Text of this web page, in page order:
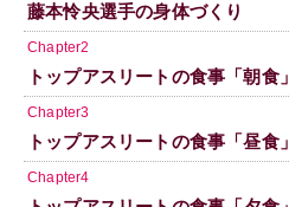
藤本怜央選手の身体づくり
Chapter2
トップアスリートの食事「朝食」
Chapter3
トップアスリートの食事「昼食」
Chapter4